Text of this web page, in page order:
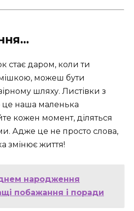
стає даром, коли ти
можеш бути
шляху. Листівки з
наша маленька
кожен момент, діляться
Адже це не просто слова,
змінює життя!
народження
побажання і поради